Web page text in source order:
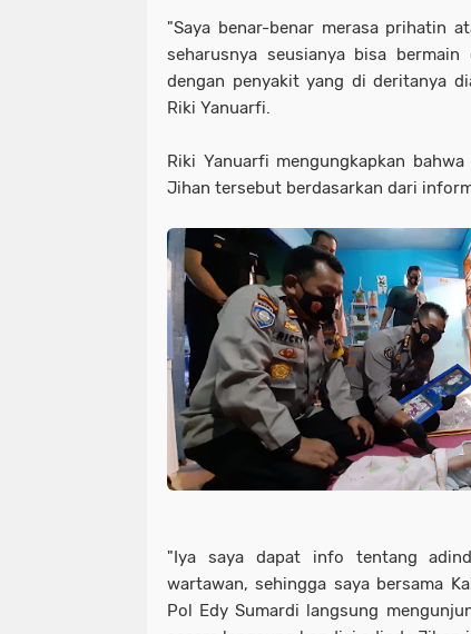
"Saya benar-benar merasa prihatin
seharusnya seusianya bisa bermain
dengan penyakit yang di deritanya
Riki Yanuarfi.
Riki Yanuarfi mengungkapkan
Jihan tersebut berdasarkan dari
"Iya saya dapat info tentang
wartawan, sehingga saya bersama
Pol Edy Sumardi langsung